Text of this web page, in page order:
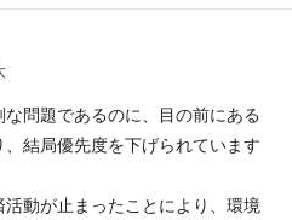
問題であるのに、目の前にある
結局優先度を下げられています
動が止まったことにより、環境